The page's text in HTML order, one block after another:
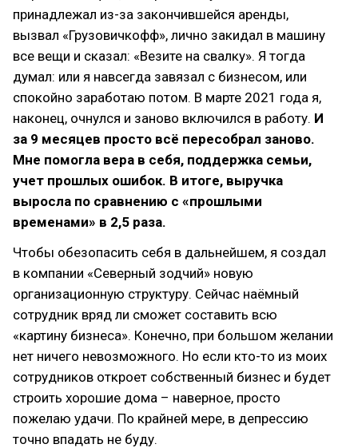
принадлежал из-за закончившейся аренды,
вызвал «Грузовичкофф», лично закидал в машину
все вещи и сказал: «Везите на свалку». Я тогда
думал: или я навсегда завязал с бизнесом, или
спокойно заработаю потом. В марте 2021 года я,
наконец, очнулся и заново включился в работу. И
за 9 месяцев просто всё пересобрал заново.
Мне помогла вера в себя, поддержка семьи,
учет прошлых ошибок. В итоге, выручка
выросла по сравнению с «прошлыми
временами» в 2,5 раза.
Чтобы обезопасить себя в дальнейшем, я создал
в компании «Северный зодчий» новую
организационную структуру. Сейчас наёмный
сотрудник вряд ли сможет составить всю
«картину бизнеса». Конечно, при большом желании
нет ничего невозможного. Но если кто-то из моих
сотрудников откроет собственный бизнес и будет
строить хорошие дома – наверное, просто
пожелаю удачи. По крайней мере, в депрессию
точно впадать не буду.